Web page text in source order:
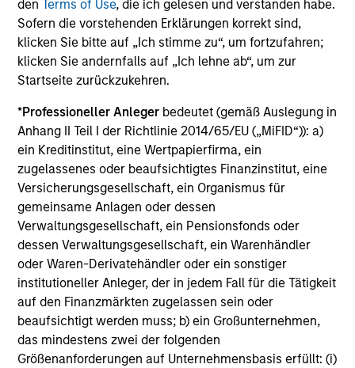
den Terms of Use, die ich gelesen und verstanden habe.
Sofern die vorstehenden Erklärungen korrekt sind,
klicken Sie bitte auf „Ich stimme zu“, um fortzufahren;
klicken Sie andernfalls auf „Ich lehne ab“, um zur
Startseite zurückzukehren.
*Professioneller Anleger bedeutet (gemäß Auslegung in
Anhang II Teil I der Richtlinie 2014/65/EU („MiFID“)): a)
ein Kreditinstitut, eine Wertpapierfirma, ein
zugelassenes oder beaufsichtigtes Finanzinstitut, eine
Versicherungsgesellschaft, ein Organismus für
gemeinsame Anlagen oder dessen
Verwaltungsgesellschaft, ein Pensionsfonds oder
dessen Verwaltungsgesellschaft, ein Warenhändler
oder Waren-Derivatehändler oder ein sonstiger
institutioneller Anleger, der in jedem Fall für die Tätigkeit
auf den Finanzmärkten zugelassen sein oder
beaufsichtigt werden muss; b) ein Großunternehmen,
das mindestens zwei der folgenden
Größenanforderungen auf Unternehmensbasis erfüllt: (i)
protection in volatile markets.
Global Tactical Asset Allocation Strategy
including stocks, bonds, currencies and
commodities, seeking to exploit
inefficiencies between markets, regions and
sectors aiming to deliver returns in excess
of the benchmark.
Outsourced CIO Programs
Offers comprehensive, full-service
discretionary investment management
programs tailored to the specific needs and
requirements of each client.